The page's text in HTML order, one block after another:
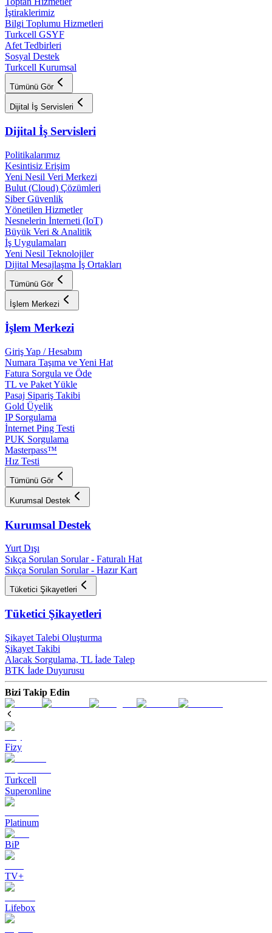
İştiraklerimiz
Bilgi Toplumu Hizmetleri
Turkcell GSYF
Afet Tedbirleri
Sosyal Destek
Turkcell Kurumsal
Tümünü Gör
Dijital İş Servisleri
Dijital İş Servisleri
Politikalarımız
Kesintisiz Erişim
Yeni Nesil Veri Merkezi
Bulut (Cloud) Çözümleri
Siber Güvenlik
Yönetilen Hizmetler
Nesnelerin İnterneti (IoT)
Büyük Veri & Analitik
İş Uygulamaları
Yeni Nesil Teknolojiler
Dijital Mesajlaşma İş Ortakları
Tümünü Gör
İşlem Merkezi
İşlem Merkezi
Giriş Yap / Hesabım
Numara Taşıma ve Yeni Hat
Fatura Sorgula ve Öde
TL ve Paket Yükle
Pasaj Sipariş Takibi
Gold Üyelik
IP Sorgulama
İnternet Ping Testi
PUK Sorgulama
Masterpass™
Hız Testi
Tümünü Gör
Kurumsal Destek
Kurumsal Destek
Yurt Dışı
Sıkça Sorulan Sorular - Faturalı Hat
Sıkça Sorulan Sorular - Hazır Kart
Tüketici Şikayetleri
Tüketici Şikayetleri
Şikayet Talebi Oluşturma
Şikayet Takibi
Alacak Sorgulama, TL İade Talep​
BTK İade Duyurusu
Bizi Takip Edin
Fizy
Turkcell
Superonline
Platinum
BiP
TV+
Lifebox